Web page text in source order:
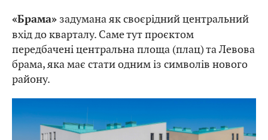
«Брама» задумана як своєрідний центральний
вхід до кварталу. Саме тут проєктом
передбачені центральна площа (плац) та Левова
брама, яка має стати одним із символів нового
району.